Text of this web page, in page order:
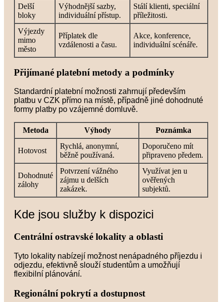
Delší
bloky
Výhodnější sazby,
individuální přístup.
Stálí klienti, speciální
příležitosti.
Výjezdy
mimo
město
Příplatek dle
vzdálenosti a času.
Akce, konference,
individuální scénáře.
Přijímané platební metody a podmínky
Standardní platební možnosti zahrnují především
platbu v CZK přímo na místě, případně jiné dohodnuté
formy platby po vzájemné domluvě.
Metoda Výhody Poznámka
Hotovost
Rychlá, anonymní,
běžně používaná.
Doporučeno mít
připraveno předem.
Dohodnuté
zálohy
Potvrzení vážného
zájmu u delších
zakázek.
Využívat jen u
ověřených
subjektů.
Kde jsou služby k dispozici
Centrální ostravské lokality a oblasti
Tyto lokality nabízejí možnost nenápadného příjezdu i
odjezdu, efektivně slouží studentům a umožňují
flexibilní plánování.
Regionální pokrytí a dostupnost